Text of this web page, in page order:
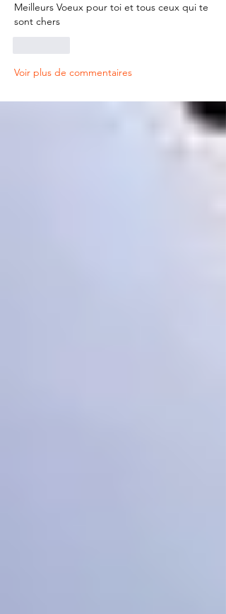
Meilleurs Voeux pour toi et tous ceux qui te
sont chers
Voir plus de commentaires